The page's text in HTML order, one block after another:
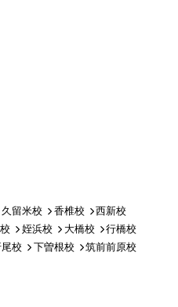
久留米校 香椎校
西新校
姪浜校 大橋校
行橋校
校 下曽根校
筑前前原校